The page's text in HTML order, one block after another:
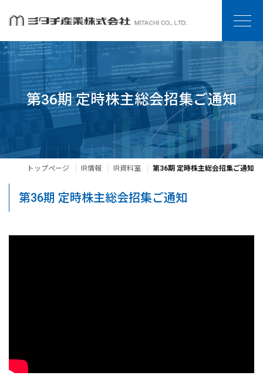
第36期 定時株主総会招集ご通知
トップページ IR情報 IR資料室 第36期 定時株主総会招集ご通知
第36期 定時株主総会招集ご通知